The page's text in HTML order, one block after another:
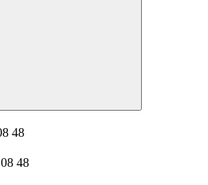
48
08 48